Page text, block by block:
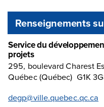
Renseignements
Service du
projets
295, boulevard Charest
Québec (Québec) G1K
degp@ville.quebec.qc.ca